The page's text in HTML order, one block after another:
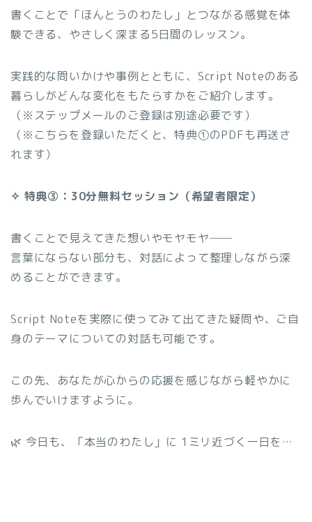
書くことで「ほんとうのわたし」とつながる感覚を体
験できる、やさしく深まる5日間のレッスン。
実践的な問いかけや事例とともに、Script Noteのある
暮らしがどんな変化をもたらすかをご紹介します。
（※ステップメールのご登録は別途必要です）
（※こちらを登録いただくと、特典①のPDFも再送さ
れます）
✧ 特典③：30分無料セッション（希望者限定）
書くことで見えてきた想いやモヤモヤ──
言葉にならない部分も、対話によって整理しながら深
めることができます。
Script Noteを実際に使ってみて出てきた疑問や、ご自
身のテーマについての対話も可能です。
この先、あなたが心からの応援を感じながら軽やかに
歩んでいけますように。
🌿 今日も、「本当のわたし」に 1ミリ近づく一日を…